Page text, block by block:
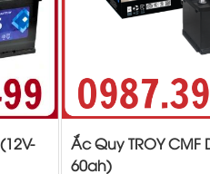
Ắc Quy TROY CMF
60ah)